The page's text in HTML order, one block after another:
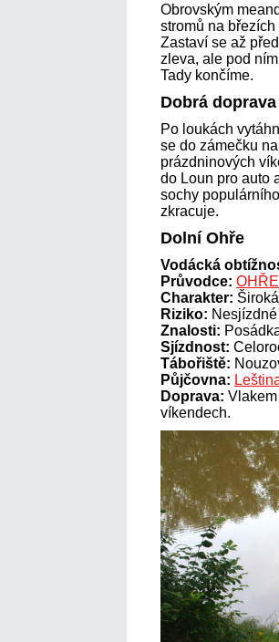
Obrovským
stromů na
Zastaví se až
zleva, ale pod
Tady končíme.
Dobrá
Po loukách
se do zámečku
prázdninových
do Loun pro auto
sochy
zkracuje.
Dolní Ohře
Vodácká
Průvodce: OHŘE
Charakter:
Riziko: Nesjízdné
Znalosti:
Sjízdnost:
Tábořiště:
Půjčovna:
Doprava:
víkendech.